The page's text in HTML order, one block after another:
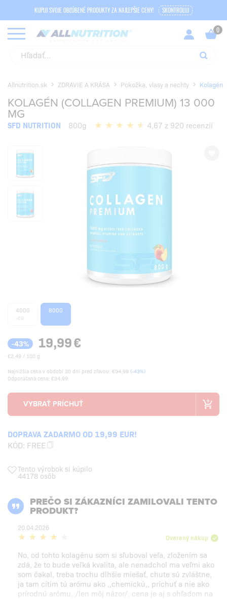
KUPUJ SVOJE OBĽÚBENÉ PRODUKTY ZA NAJLEPŠIE CENY! SKONTROLUJ
Allnutrition.sk ZDRAVIE A KRÁSA Pokožka, vlasy a nechty Kolagén
KOLAGÉN (COLLAGEN PREMIUM) 13 000
MG
SFD NUTRITION 800g 4,67 z 920 recenzií
400G
-€9
800G
-43% 19,99€
€2,49 / 100 g
Najnižšia cena v období 30 dní pred zľavou: €34,99 (-43%)
Odporúčaná cena: €34,99
DOPRAVA ZADARMO OD 19,99 EUR!
KÓD: FREE
Tento výrobok si kúpilo
44178 osôb
PREČO SI ZÁKAZNÍCI ZAMILOVALI TENTO
PRODUKT?
20.04.2026
Overený nákup
No, od tohto kolagénu som si sľuboval veľa, zložením sa
zdá, že to bude veľká kvalita, ale nenadchol ma veľmi ako
som čakal, treba trochu dlhšie miešať, chute sú zvláštne,
ja tam cítim tú arómu ako ,,chemickú,, príchuť a nie ako
prírodnú arómu, /len môj názor/, cena je aj s ohľadom na